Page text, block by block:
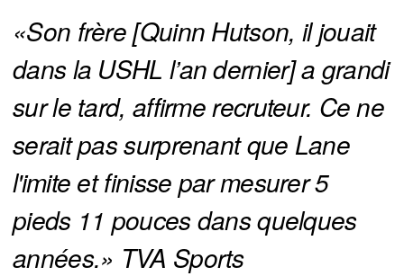
«Son frère [Quinn Hutson, il jouait
dans la USHL l’an dernier] a grandi
sur le tard, affirme recruteur. Ce ne
serait pas surprenant que Lane
l'imite et finisse par mesurer 5
pieds 11 pouces dans quelques
années.» TVA Sports